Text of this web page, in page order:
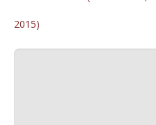
2015)